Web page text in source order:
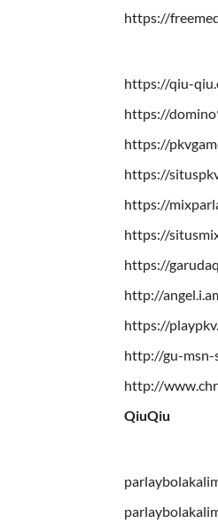
https://
https://qiu-
https://
https://
https://
https://
https://
https://
http://
https://
http://gu-msn-
http://
QiuQiu